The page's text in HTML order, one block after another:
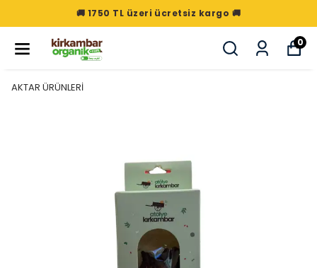
🚚 1750 TL üzeri ücretsiz kargo 🚚
0
AKTAR ÜRÜNLERİ